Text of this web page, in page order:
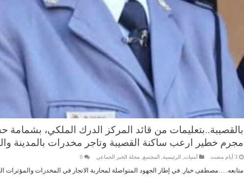
بالقصيبة..بتعليمات من قائد المركز الدرك الملكي،
مجرم خطير ارعب ساكنة القصيبة وتاجر مخدرات بالمدينة
أمنيات الرئيسية المجتمع مجلة الخبر الجماعي 0
متابعه. …مصطفى خيار. في إطار الجهود المتواصلة لمحاربة الاتجار في المخدرات والمؤثرات